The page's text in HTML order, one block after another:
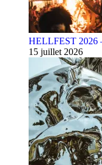
HELLFEST
15 juillet 2026